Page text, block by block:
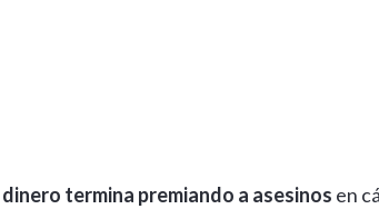
termina premiando a asesinos en